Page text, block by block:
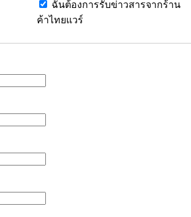
ฉันต้องการรับข่าวสารจากร้าน
ค้าไทยแวร์